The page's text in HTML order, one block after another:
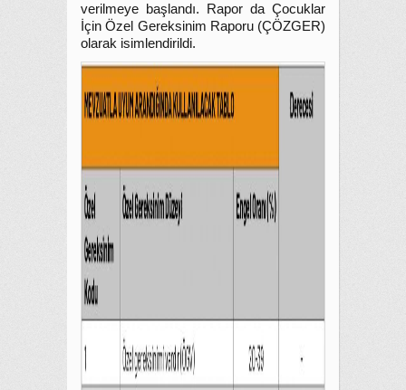
verilmeye başlandı. Rapor da Çocuklar
İçin Özel Gereksinim Raporu (ÇÖZGER)
olarak isimlendirildi.